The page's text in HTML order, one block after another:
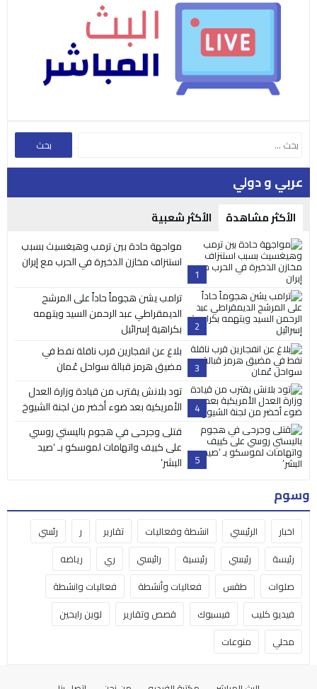
عربي و دولي
الأكثر مشاهدة الأكثر شعبية
1
مواجهة حادة بين ترمب وهيغسيث بسبب
استنزاف مخازن الذخيرة في الحرب مع إيران
2
ترامب يشن هجوماً حاداً على المرشح
الديمقراطي عبد الرحمن السيد ويتهمه
بكراهية إسرائيل
3
بلاغ عن انفجارين قرب ناقلة نفط في
مضيق هرمز قبالة سواحل عُمان
4
تود بلانش يقترب من قيادة وزارة العدل
الأمريكية بعد ضوء أخضر من لجنة الشيوخ
5
قتلى وجرحى في هجوم باليستي روسي
على كييف واتهامات لموسكو بـ ‘صيد
البشر’
وسوم
اخبار الرئيسي انشطة وفعاليات تقارير ر
رئسي
رئيسة
رئيسي رئيسية رائيسي ري
رياضه
صلوات
طقس فعاليات وأنشطة
فعاليات وانشطة
فيديو كليب
فيسبوك قصص وتقارير
لوين رايحين
محلي
منوعات